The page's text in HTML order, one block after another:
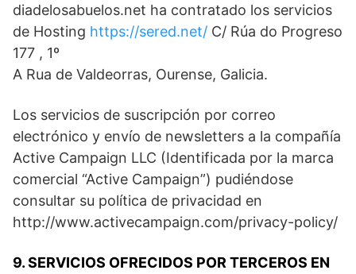
diadelosabuelos.net ha contratado los servicios
de Hosting https://sered.net/ C/ Rúa do Progreso
177 , 1º
A Rua de Valdeorras, Ourense, Galicia.
Los servicios de suscripción por correo
electrónico y envío de newsletters a la compañía
Active Campaign LLC (Identificada por la marca
comercial “Active Campaign”) pudiéndose
consultar su política de privacidad en
http://www.activecampaign.com/privacy-policy/
9. SERVICIOS OFRECIDOS POR TERCEROS EN